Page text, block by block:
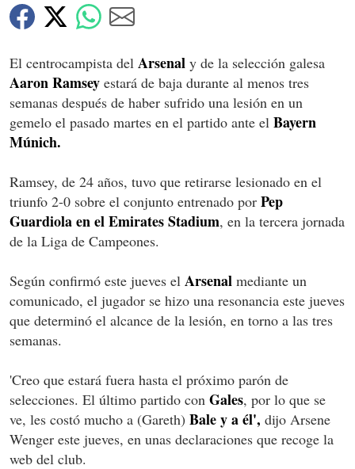
El centrocampista del Arsenal y de la selección galesa
Aaron Ramsey estará de baja durante al menos tres
semanas después de haber sufrido una lesión en un
gemelo el pasado martes en el partido ante el Bayern
Múnich.
Ramsey, de 24 años, tuvo que retirarse lesionado en el
triunfo 2-0 sobre el conjunto entrenado por Pep
Guardiola en el Emirates Stadium, en la tercera jornada
de la Liga de Campeones.
Según confirmó este jueves el Arsenal mediante un
comunicado, el jugador se hizo una resonancia este jueves
que determinó el alcance de la lesión, en torno a las tres
semanas.
'Creo que estará fuera hasta el próximo parón de
selecciones. El último partido con Gales, por lo que se
ve, les costó mucho a (Gareth) Bale y a él', dijo Arsene
Wenger este jueves, en unas declaraciones que recoge la
web del club.